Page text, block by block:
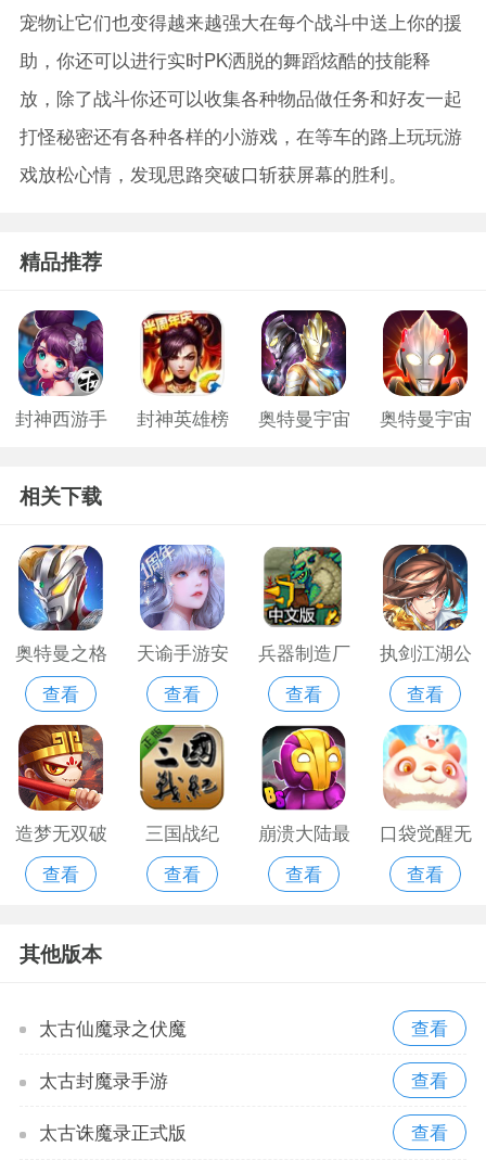
宠物让它们也变得越来越强大在每个战斗中送上你的援
助，你还可以进行实时PK洒脱的舞蹈炫酷的技能释
放，除了战斗你还可以收集各种物品做任务和好友一起
打怪秘密还有各种各样的小游戏，在等车的路上玩玩游
戏放松心情，发现思路突破口斩获屏幕的胜利。
精品推荐
封神西游手
封神英雄榜
奥特曼宇宙
奥特曼宇宙
相关下载
奥特曼之格
斗热血英雄
破解版
查看
天谕手游安
卓游戏
查看
兵器制造厂
游戏
查看
执剑江湖公
益游戏
查看
造梦无双破
解版无限充
查看
三国战纪
查看
崩溃大陆最
新版本
查看
口袋觉醒无
限钻石版
查看
其他版本
太古仙魔录之伏魔
太古封魔录手游
太古诛魔录正式版